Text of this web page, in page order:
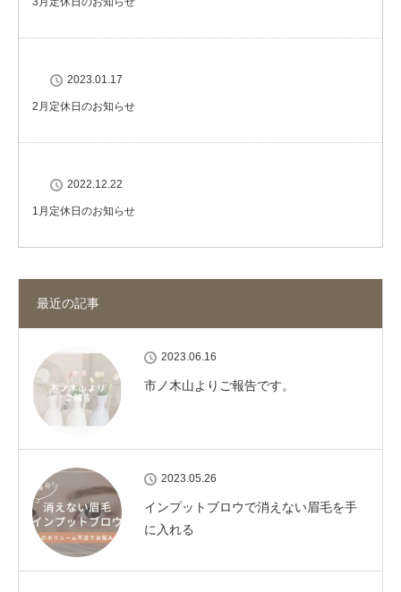
2023.01.17
2月定休日のお知らせ
2022.12.22
1月定休日のお知らせ
最近の記事
2023.06.16
市ノ木山よりご報告です。
2023.05.26
インプットブロウで消えない眉毛を手
に入れる